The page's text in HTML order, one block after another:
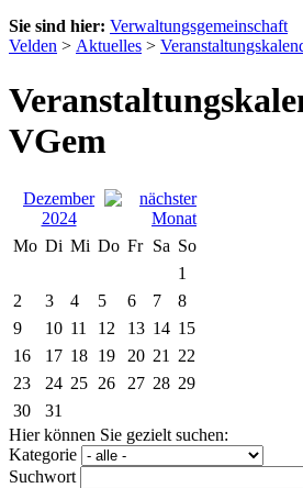
Sie sind hier: Verwaltungsgemeinschaft
Velden > Aktuelles >
VGem
Dezember
2024
Mo Di Mi Do Fr Sa So
1
2
3 4 5 6 7
8
9
10 11 12 13 14 15
16
17 18 19 20 21
22
23
24 25 26 27 28 29
30
31
Hier können Sie gezielt suchen:
Kategorie
Suchwort